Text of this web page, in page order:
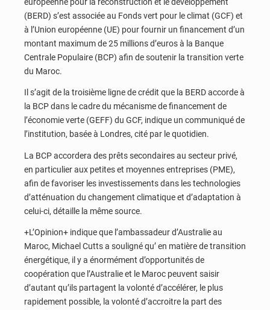
(BERD) s’est associée au Fonds vert pour le climat (GCF) et
à l’Union européenne (UE) pour fournir un financement d’un
montant maximum de 25 millions d’euros à la Banque
Centrale Populaire (BCP) afin de soutenir la transition verte
du Maroc.
Il s’agit de la troisième ligne de crédit que la BERD accorde à
la BCP dans le cadre du mécanisme de financement de
l’économie verte (GEFF) du GCF, indique un communiqué de
l’institution, basée à Londres, cité par le quotidien.
La BCP accordera des prêts secondaires au secteur privé,
en particulier aux petites et moyennes entreprises (PME),
afin de favoriser les investissements dans les technologies
d’atténuation du changement climatique et d’adaptation à
celui-ci, détaille la même source.
+L’Opinion+ indique que l’ambassadeur d’Australie au
Maroc, Michael Cutts a souligné qu’ en matière de transition
énergétique, il y a énormément d’opportunités de
coopération que l’Australie et le Maroc peuvent saisir
d’autant qu’ils partagent la volonté d’accélérer, le plus
rapidement possible, la volonté d’accroitre la part des